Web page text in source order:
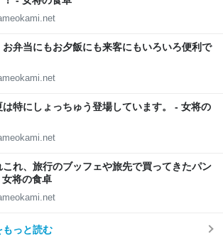
弁当にもお夕飯にも来客にもいろいろ便利で
特にしょっちゅう登場しています。 - 女将の
れ、旅行のブッフェや旅先で買ってきたパン
将の食卓
もっと読む